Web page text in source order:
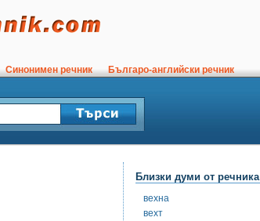
Синонимен речник Българо-английски речник
Близки думи от речника
вехна
вехт